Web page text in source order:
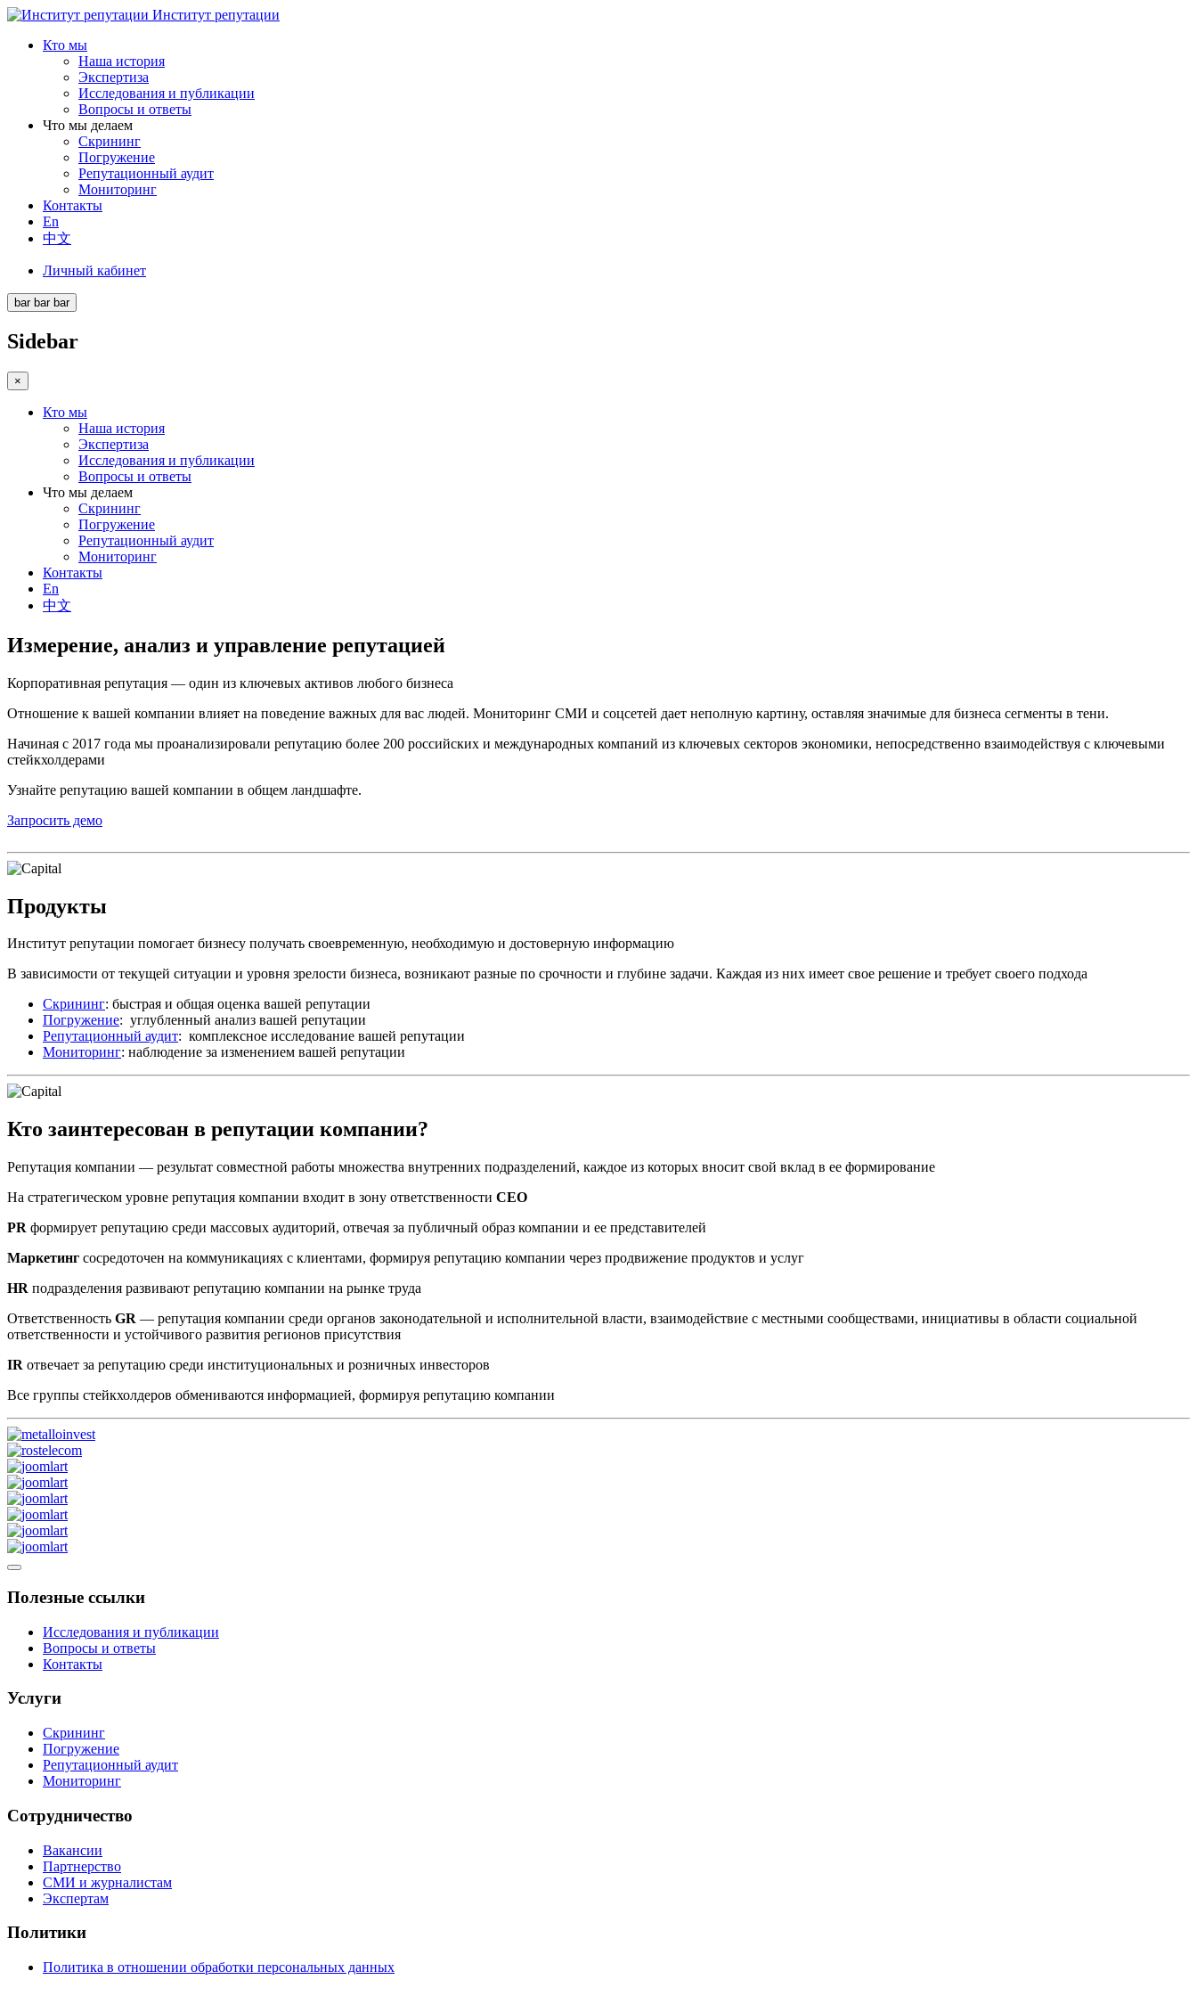
Институт репутации
Кто мы
Наша история
Экспертиза
Исследования и публикации
Вопросы и ответы
Что мы делаем
Скрининг
Погружение
Репутационный аудит
Мониторинг
Контакты
En
中文
Личный кабинет
bar bar bar
Sidebar
×
Кто мы
Наша история
Экспертиза
Исследования и публикации
Вопросы и ответы
Что мы делаем
Скрининг
Погружение
Репутационный аудит
Мониторинг
Контакты
En
中文
Измерение, анализ и управление репутацией
Корпоративная репутация — один из ключевых активов любого бизнеса
Отношение к вашей компании влияет на поведение важных для вас людей. Мониторинг СМИ и соцсетей дает неполную картину, оставляя значимые для бизнеса сегменты в тени.
Начиная с 2017 года мы проанализировали репутацию более 200 российских и международных компаний из ключевых секторов экономики, непосредственно взаимодействуя с ключевыми
стейкхолдерами
Узнайте репутацию вашей компании в общем ландшафте.
Запросить демо
Продукты
Институт репутации помогает бизнесу получать своевременную, необходимую и достоверную информацию
В зависимости от текущей ситуации и уровня зрелости бизнеса, возникают разные по срочности и глубине задачи. Каждая из них имеет свое решение и требует своего подхода
Скрининг: быстрая и общая оценка вашей репутации
Погружение: углубленный анализ вашей репутации
Репутационный аудит: комплексное исследование вашей репутации
Мониторинг: наблюдение за изменением вашей репутации
Кто заинтересован в репутации компании?
Репутация компании — результат совместной работы множества внутренних подразделений, каждое из которых вносит свой вклад в ее формирование
На стратегическом уровне репутация компании входит в зону ответственности CEO
PR формирует репутацию среди массовых аудиторий, отвечая за публичный образ компании и ее представителей
Маркетинг сосредоточен на коммуникациях с клиентами, формируя репутацию компании через продвижение продуктов и услуг
HR подразделения развивают репутацию компании на рынке труда
Ответственность GR — репутация компании среди органов законодательной и исполнительной власти, взаимодействие с местными сообществами, инициативы в области социальной
ответственности и устойчивого развития регионов присутствия
IR отвечает за репутацию среди институциональных и розничных инвесторов
Все группы стейкхолдеров обмениваются информацией, формируя репутацию компании
Полезные ссылки
Исследования и публикации
Вопросы и ответы
Контакты
Услуги
Скрининг
Погружение
Репутационный аудит
Мониторинг
Сотрудничество
Вакансии
Партнерство
СМИ и журналистам
Экспертам
Политики
Политика в отношении обработки персональных данных